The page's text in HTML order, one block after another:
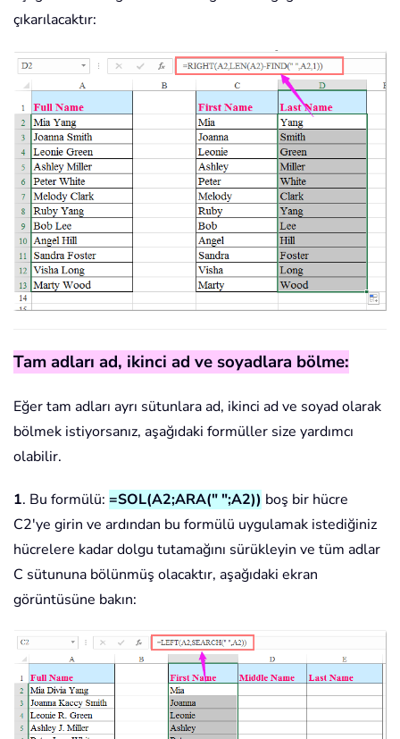
çıkarılacaktır:
Tam adları ad, ikinci ad ve soyadlara bölme:
Eğer tam adları ayrı sütunlara ad, ikinci ad ve soyad olarak
bölmek istiyorsanız, aşağıdaki formüller size yardımcı
olabilir.
1. Bu formülü: =SOL(A2;ARA(" ";A2)) boş bir hücre
C2'ye girin ve ardından bu formülü uygulamak istediğiniz
hücrelere kadar dolgu tutamağını sürükleyin ve tüm adlar
C sütununa bölünmüş olacaktır, aşağıdaki ekran
görüntüsüne bakın: